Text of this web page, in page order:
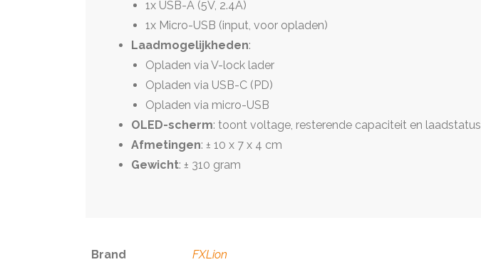
1x USB-A (5V, 2.4A)
1x Micro-USB (input, voor opladen)
Laadmogelijkheden:
Opladen via V-lock lader
Opladen via USB-C (PD)
Opladen via micro-USB
OLED-scherm: toont voltage, resterende capaciteit en laadstatus
Afmetingen: ± 10 x 7 x 4 cm
Gewicht: ± 310 gram
Brand FXLion